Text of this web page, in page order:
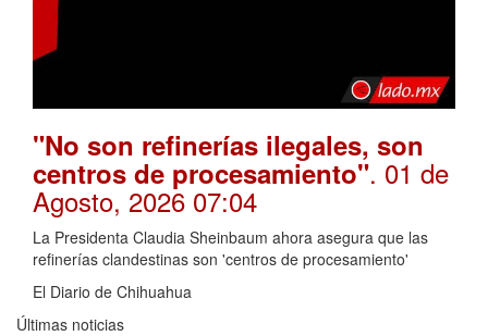
"No son refinerías ilegales, son
centros de procesamiento". 01 de
Agosto, 2026 07:04
La Presidenta Claudia Sheinbaum ahora asegura que las
refinerías clandestinas son 'centros de procesamiento'
El Diario de Chihuahua
Últimas noticias